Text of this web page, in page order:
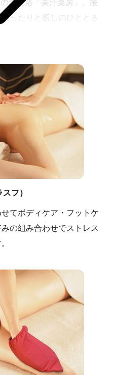
大人までお楽しみいただ
岩盤浴「美汗楽房」。厳
ったりと癒しのひととき
リュがお楽しみいただけ
定させリラックス効果が
れた贅沢な空間。気分を
い。
クールダウン。弛緩した
美しい肌に整えます。
房 超小型プラネタリウ
フ）
てボディケア・フットケ
の組み合わせでストレス